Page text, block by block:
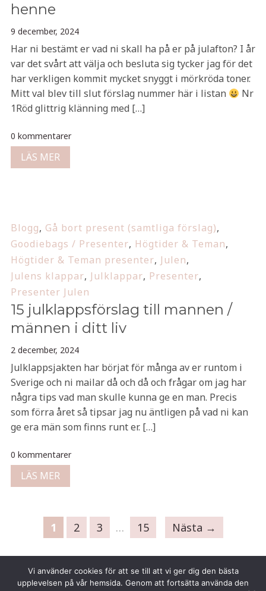
henne
9 december, 2024
Har ni bestämt er vad ni skall ha på er på julafton? I år
var det svårt att välja och besluta sig tycker jag för det
har verkligen kommit mycket snyggt i mörkröda toner.
Mitt val blev till slut förslag nummer här i listan
Nr
1Röd glittrig klänning med […]
0 kommentarer
LÄS MER
Blogg, Gå bort present (samtliga förslag),
Goodiebags / Presenter, Högtider & Teman,
Högtider & Teman presenter, Julen,
Julens klappar, Julklappar, Presenter,
Presenter Julen
15 julklappsförslag till mannen /
männen i ditt liv
2 december, 2024
Julklappsjakten har börjat för många av er runtom i
Sverige och ni mailar då och då och frågar om jag har
några tips vad man skulle kunna ge en man. Precis
som förra året så tipsar jag nu äntligen på vad ni kan
ge era män som finns runt er. […]
0 kommentarer
LÄS MER
1 2 3 … 15 Nästa →
Vi använder cookies för att se till att vi ger dig den bästa
upplevelsen på vår hemsida. Genom att fortsätta använda den